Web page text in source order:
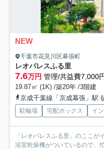
NEW
千葉市花見川区幕張町
レオパレスふる里
7.6万円 管理/共益費7,000
19.87㎡ (1K) /築20年 /3階建
京成千葉線「京成幕張」駅
駐輪場 宅配ボックス イ
「レオパレスふる里」のここ
浴室乾燥機がついているので、